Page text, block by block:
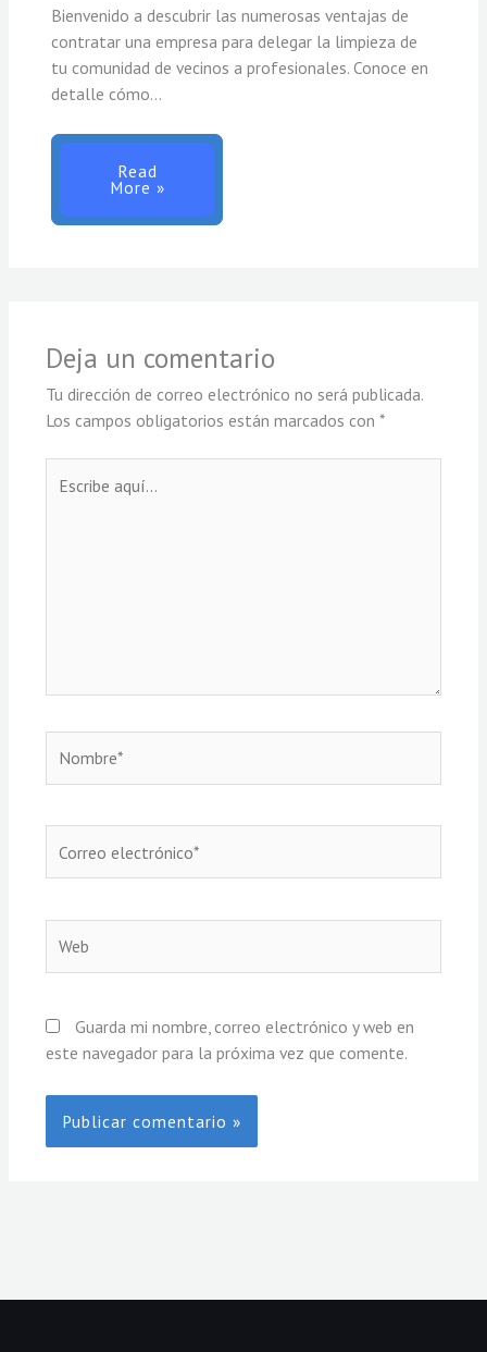
Bienvenido a descubrir las numerosas ventajas de
contratar una empresa para delegar la limpieza de
tu comunidad de vecinos a profesionales. Conoce en
detalle cómo…
Read
More »
Deja un comentario
Tu dirección de correo electrónico no será publicada.
Los campos obligatorios están marcados con *
aquí...
electrónico*
Guarda mi nombre, correo electrónico y web en
este navegador para la próxima vez que comente.